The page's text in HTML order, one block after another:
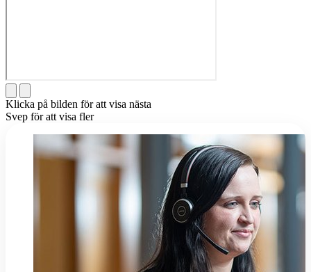
Klicka på bilden för att visa nästa
Svep för att visa fler